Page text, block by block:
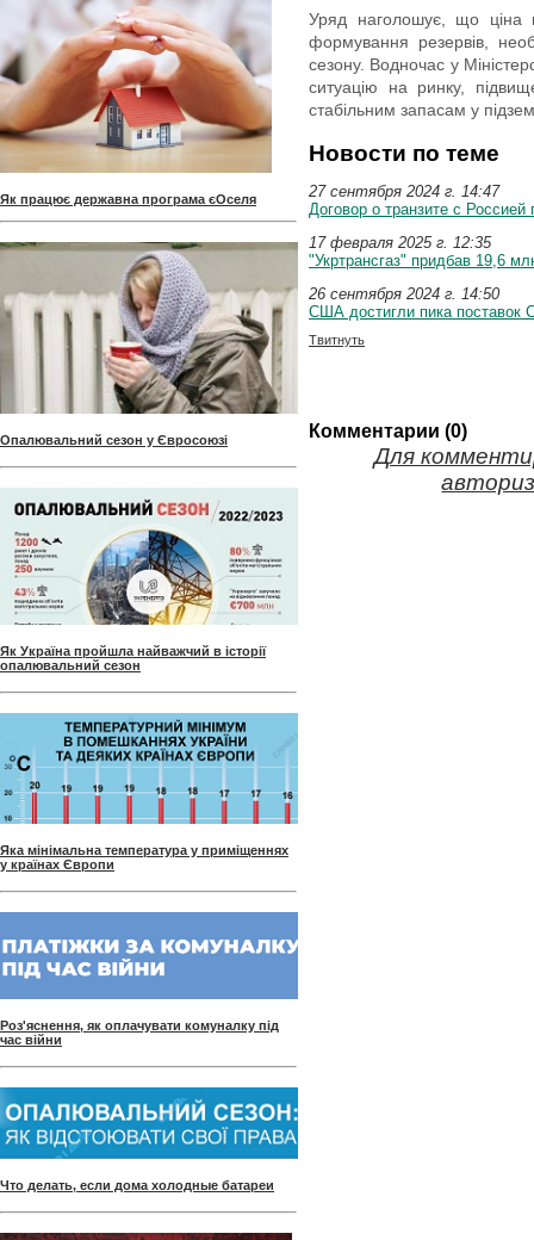
Як працює державна програма єОселя
Опалювальний сезон у Євросоюзі
Як Україна пройшла найважчий в історії
опалювальний сезон
Яка мінімальна температура у приміщеннях
у країнах Європи
Роз'яснення, як оплачувати комуналку під
час війни
Что делать, если дома холодные батареи
Уряд наголошує, що ціна
формування резервів,
сезону. Водночас у
ситуацію на ринку,
стабільним запасам у
Новости по теме
27 сентября 2024 г. 14:47
Договор о транзите с
17 февраля 2025 г. 12:35
"Укртрансгаз" придбав 19,6
26 сентября 2024 г. 14:50
США достигли пика поставок
Твитнуть
Комментарии (0)
Для